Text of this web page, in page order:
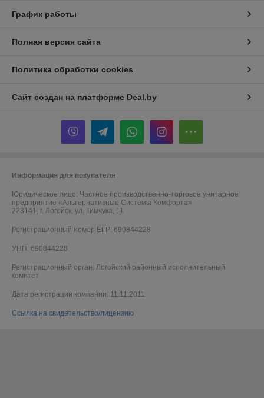
График работы
Полная версия сайта
Политика обработки cookies
Сайт создан на платформе Deal.by
Информация для покупателя
Юридическое лицо: Частное производственно-торговое унитарное
предприятие «Альтернативные Системы Комфорта»
223141, г. Логойск, ул. Тимчука, 11
Регистрационный номер ЕГР: 690844228
УНП: 690844228
Регистрационный орган: Логойский районный исполнительный
комитет
Дата регистрации компании: 11.11.2011
Ссылка на свидетельство/лицензию